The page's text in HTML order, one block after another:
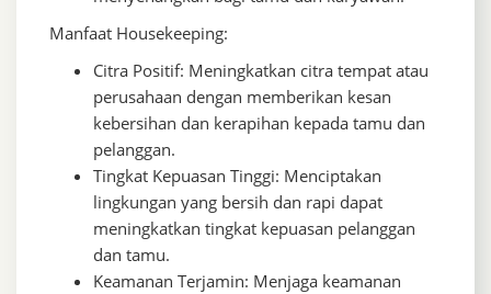
Manfaat Housekeeping:
Citra Positif: Meningkatkan citra tempat atau
perusahaan dengan memberikan kesan
kebersihan dan kerapihan kepada tamu dan
pelanggan.
Tingkat Kepuasan Tinggi: Menciptakan
lingkungan yang bersih dan rapi dapat
meningkatkan tingkat kepuasan pelanggan
dan tamu.
Keamanan Terjamin: Menjaga keamanan